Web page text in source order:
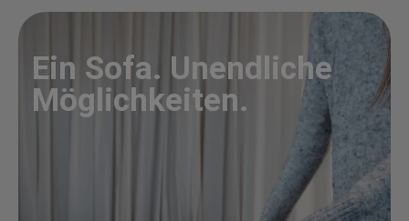
Ein Sofa. Unendliche
Möglichkeiten.